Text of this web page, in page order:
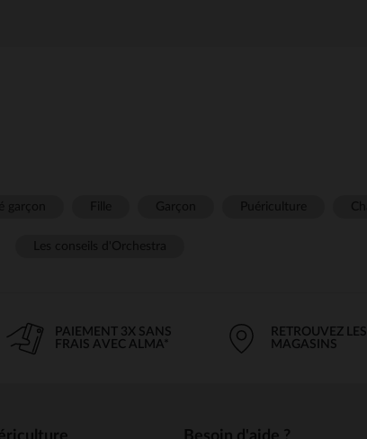
PAIEMENT 3X SANS
FRAIS AVEC ALMA*
RETROUVEZ LES
MAGASINS